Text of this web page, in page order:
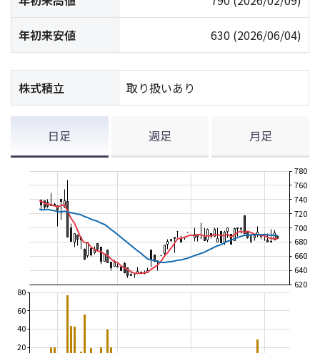
年初来安値 630 (2026/06/04)
株式積立 取り扱いあり
日足 週足 月足
620
640
660
680
700
720
740
760
780
20
40
60
80